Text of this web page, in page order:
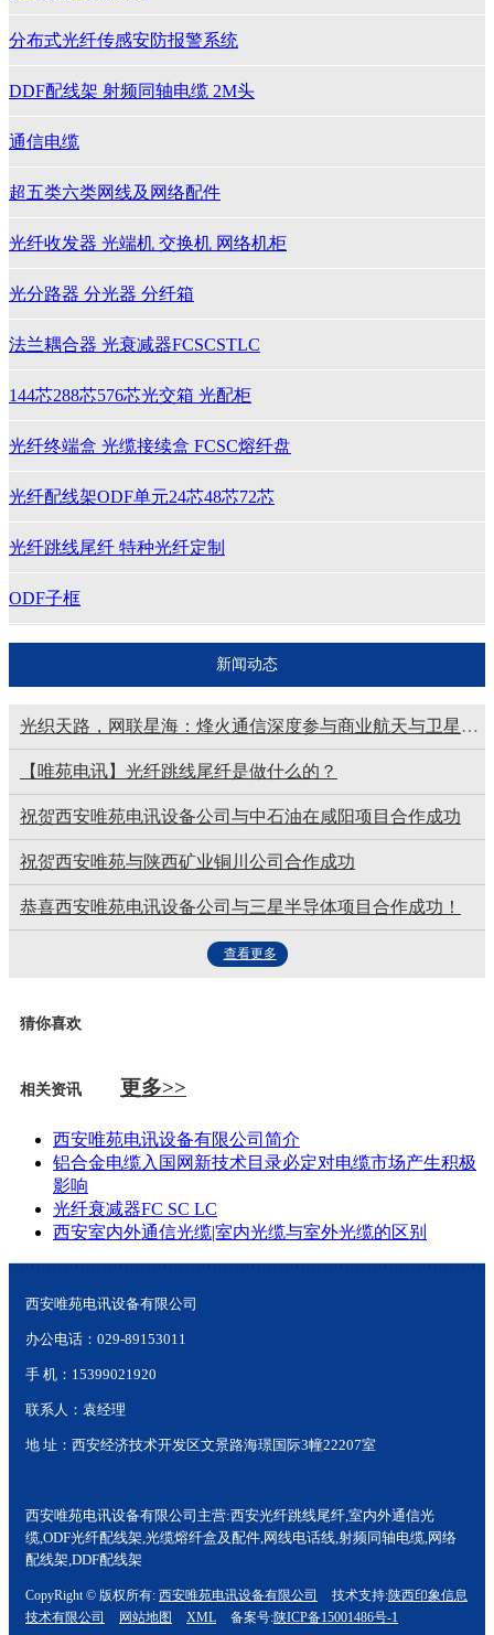
分布式光纤传感安防报警系统
DDF配线架 射频同轴电缆 2M头
通信电缆
超五类六类网线及网络配件
光纤收发器 光端机 交换机 网络机柜
光分路器 分光器 分纤箱
法兰耦合器 光衰减器FCSCSTLC
144芯288芯576芯光交箱 光配柜
光纤终端盒 光缆接续盒 FCSC熔纤盘
光纤配线架ODF单元24芯48芯72芯
光纤跳线尾纤 特种光纤定制
ODF子框
OL100CL系列百兆光纤收发器
新闻动态
光织天路，网联星海：烽火通信深度参与商业航天与卫星互联网产业链建设
【唯苑电讯】光纤跳线尾纤是做什么的？
祝贺西安唯苑电讯设备公司与中石油在咸阳项目合作成功
祝贺西安唯苑与陕西矿业铜川公司合作成功
恭喜西安唯苑电讯设备公司与三星半导体项目合作成功！
查看更多
猜你喜欢
相关资讯 更多>>
西安唯苑电讯设备有限公司简介
铝合金电缆入国网新技术目录必定对电缆市场产生积极
影响
光纤衰减器FC SC LC
西安室内外通信光缆|室内光缆与室外光缆的区别
西安唯苑电讯设备有限公司
办公电话：029-89153011
手 机：15399021920
联系人：袁经理
地 址：西安经济技术开发区文景路海璟国际3幢22207室
西安唯苑电讯设备有限公司主营:西安光纤跳线尾纤,室内外通信光
缆,ODF光纤配线架,光缆熔纤盒及配件,网线电话线,射频同轴电缆,网络
配线架,DDF配线架
CopyRight © 版权所有: 西安唯苑电讯设备有限公司 技术支持:陕西印象信息
技术有限公司
网站地图 XML 备案号:陕ICP备15001486号-1